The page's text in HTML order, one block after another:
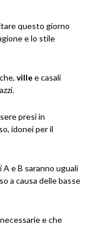
questo giorno
e lo stile
villee casali
presi in
idonei per il
e B saranno uguali
a causa delle basse
e che